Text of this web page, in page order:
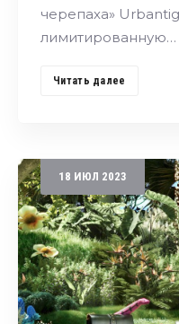
черепаха»
лимитированную…
Читать далее
18 ИЮЛ 2023